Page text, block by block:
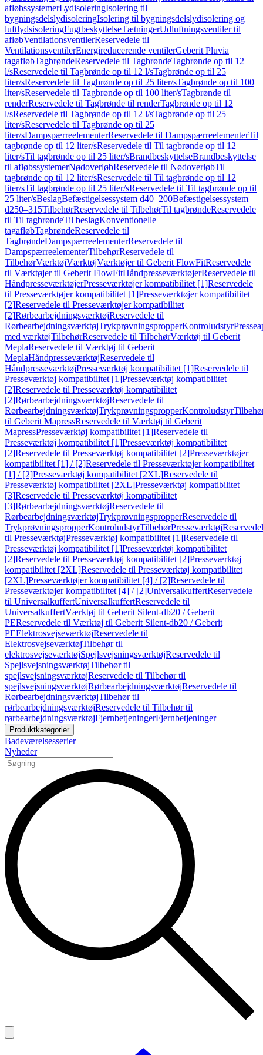
afløbssystemerLydisoleringIsolering til
bygningsdelslydisoleringIsolering til bygningsdelslydisolering og
luftlydsisoleringFugtbeskyttelseTætningerUdluftningsventiler til
afløbVentilationsventilerReservedele til
VentilationsventilerEnergireducerende ventilerGeberit Pluvia
tagafløbTagbrøndeReservedele til TagbrøndeTagbrønde op til 12
l/sReservedele til Tagbrønde op til 12 l/sTagbrønde op til 25
liter/sReservedele til Tagbrønde op til 25 liter/sTagbrønde op til 100
liter/sReservedele til Tagbrønde op til 100 liter/sTagbrønde til
renderReservedele til Tagbrønde til renderTagbrønde op til 12
l/sReservedele til Tagbrønde op til 12 l/sTagbrønde op til 25
liter/sReservedele til Tagbrønde op til 25
liter/sDampspærreelementerReservedele til DampspærreelementerTil
tagbrønde op til 12 liter/sReservedele til Til tagbrønde op til 12
liter/sTil tagbrønde op til 25 liter/sBrandbeskyttelseBrandbeskyttelse
til afløbssystemerNødoverløbReservedele til NødoverløbTil
tagbrønde op til 12 liter/sReservedele til Til tagbrønde op til 12
liter/sTil tagbrønde op til 25 liter/sReservedele til Til tagbrønde op til
25 liter/sBeslagBefæstigelsessystem d40–200Befæstigelsessystem
d250–315TilbehørReservedele til TilbehørTil tagbrøndeReservedele
til Til tagbrøndeTil beslagKonventionelle
tagafløbTagbrøndeReservedele til
TagbrøndeDampspærreelementerReservedele til
DampspærreelementerTilbehørReservedele til
TilbehørVærktøjVærktøjVærktøjer til Geberit FlowFitReservedele
til Værktøjer til Geberit FlowFitHåndpresseværktøjerReservedele til
HåndpresseværktøjerPresseværktøjer kompatibilitet [1]Reservedele
til Presseværktøjer kompatibilitet [1]Presseværktøjer kompatibilitet
[2]Reservedele til Presseværktøjer kompatibilitet
[2]RørbearbejdningsværktøjReservedele til
RørbearbejdningsværktøjTrykprøvningspropperKontroludstyr
med værktøjTilbehørReservedele til TilbehørVærktøj til Geberit
MeplaReservedele til Værktøj til Geberit
MeplaHåndpresseværktøjReservedele til
HåndpresseværktøjPresseværktøj kompatibilitet [1]Reservedele til
Presseværktøj kompatibilitet [1]Presseværktøj kompatibilitet
[2]Reservedele til Presseværktøj kompatibilitet
[2]RørbearbejdningsværktøjReservedele til
RørbearbejdningsværktøjTrykprøvningspropperKontroludstyr
til Geberit MapressReservedele til Værktøj til Geberit
MapressPresseværktøj kompatibilitet [1]Reservedele til
Presseværktøj kompatibilitet [1]Presseværktøj kompatibilitet
[2]Reservedele til Presseværktøj kompatibilitet [2]Presseværktøjer
kompatibilitet [1] / [2]Reservedele til Presseværktøjer kompatibilitet
[1] / [2]Presseværktøj kompatibilitet [2XL]Reservedele til
Presseværktøj kompatibilitet [2XL]Presseværktøj kompatibilitet
[3]Reservedele til Presseværktøj kompatibilitet
[3]RørbearbejdningsværktøjReservedele til
RørbearbejdningsværktøjTrykprøvningspropperReservedele til
TrykprøvningspropperKontroludstyrTilbehørPresseværktøj
til PresseværktøjPresseværktøj kompatibilitet [1]Reservedele til
Presseværktøj kompatibilitet [1]Presseværktøj kompatibilitet
[2]Reservedele til Presseværktøj kompatibilitet [2]Presseværktøj
kompatibilitet [2XL]Reservedele til Presseværktøj kompatibilitet
[2XL]Presseværktøjer kompatibilitet [4] / [2]Reservedele til
Presseværktøjer kompatibilitet [4] / [2]UniversalkuffertReservedele
til UniversalkuffertUniversalkuffertReservedele til
UniversalkuffertVærktøj til Geberit Silent-db20 / Geberit
PEReservedele til Værktøj til Geberit Silent-db20 / Geberit
PEElektrosvejseværktøjReservedele til
ElektrosvejseværktøjTilbehør til
elektrosvejseværktøjSpejlsvejsningsværktøjReservedele til
SpejlsvejsningsværktøjTilbehør til
spejlsvejsningsværktøjReservedele til Tilbehør til
spejlsvejsningsværktøjRørbearbejdningsværktøjReservedele til
RørbearbejdningsværktøjTilbehør til
rørbearbejdningsværktøjReservedele til Tilbehør til
rørbearbejdningsværktøjFjernbetjeningerFjernbetjeninger
Produktkategorier
Badeværelsesserier
Nyheder